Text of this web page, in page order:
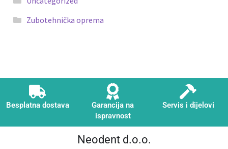
Zubotehnička oprema
Besplatna dostava
Garancija na
ispravnost
Servis i dijelovi
Neodent d.o.o.